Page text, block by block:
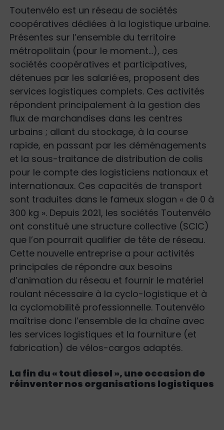
Toutenvélo est un réseau de sociétés
coopératives dédiées à la logistique urbaine.
Présentes sur l’ensemble du territoire
métropolitain (pour le moment…), ces
sociétés coopératives et participatives,
détenues par les salarié·es, proposent des
services logistiques complets. Ces activités
répondent principalement à la gestion des
flux de marchandises dans les centres
urbains ; allant du stockage, à la course
rapide, en passant par les déménagements
et la sous-traitance de distribution de colis
pour le compte des logisticiens nationaux et
internationaux. Ces capacités de transport
sont traduites dans le fameux slogan « de 0 à
300 kg ». Depuis 2021, les sociétés Toutenvélo
ont constitué une structure collective (SCIC)
que l’on pourrait qualifier de tête de réseau.
Cette nouvelle entreprise a pour activités
principales de répondre aux besoins
d’animation du réseau et fournir le matériel
roulant nécessaire à la cyclo-logistique et à
la cyclomobilité professionnelle. Toutenvélo
maîtrise donc l’ensemble de la chaîne avec
les services logistiques et la fourniture (et
fabrication) de vélos-cargos adaptés.
La fin du « tout diesel », une occasion de
réinventer nos organisations logistiques